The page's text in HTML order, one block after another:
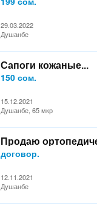
29.03.2022
Душанбе
Сапоги кожаные...
150 сом.
15.12.2021
Душанбе, 65 мкр
Продаю
договор.
12.11.2021
Душанбе